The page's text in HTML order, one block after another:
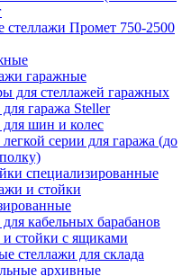
стеллажи Промет 750-2500
гаражные
для стеллажей гаражных
гаража Steller
шин и колес
серии для гаража (до
специализированные
и стойки
кабельных барабанов
стойки с ящиками
стеллажи для склада
архивные